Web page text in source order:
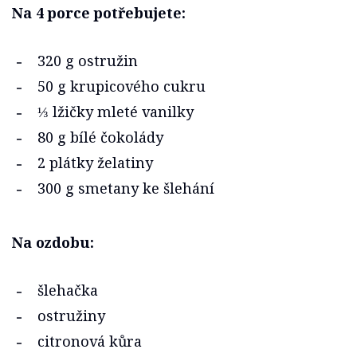
Na 4 porce potřebujete:
320 g ostružin
50 g krupicového cukru
⅓ lžičky mleté vanilky
80 g bílé čokolády
2 plátky želatiny
300 g smetany ke šlehání
Na ozdobu:
šlehačka
ostružiny
citronová kůra